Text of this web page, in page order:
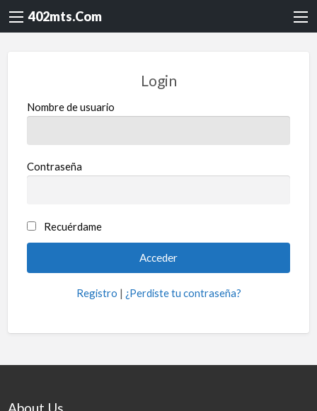
402mts.Com
Login
Nombre de usuario
Contraseña
Recuérdame
Registro | ¿Perdiste tu contraseña?
About Us